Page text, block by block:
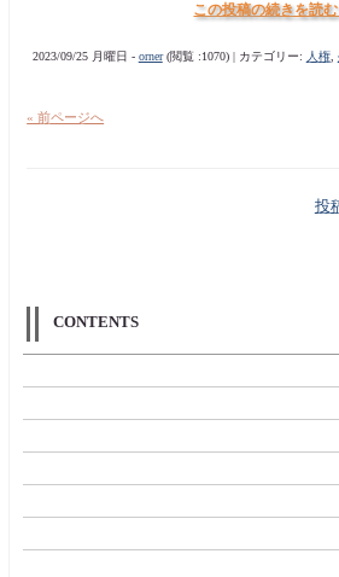
この投稿の続きを読
2023/09/25 月曜日 - orner(閲覧 :1070) | カテゴリー: 人権,
« 前ページへ
投
CONTENTS